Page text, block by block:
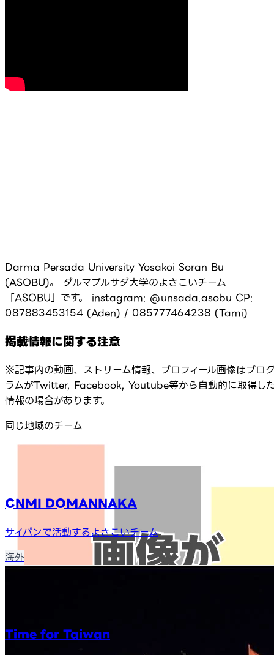
Darma Persada University Yosakoi Soran Bu
(ASOBU)。 ダルマプルサダ大学のよさこいチーム
「ASOBU」です。 instagram: @unsada.asobu CP:
087883453154 (Aden) / 085777464238 (Tami)
掲載情報に関する注意
※記事内の動画、ストリーム情報、プロフィール画像はプロ
ラムがTwitter, Facebook, Youtube等から自動的に取得し
情報の場合があります。
同じ地域のチーム
CNMI DOMANNAKA
サイパンで活動するよさこいチーム
海外
Time for Taiwan